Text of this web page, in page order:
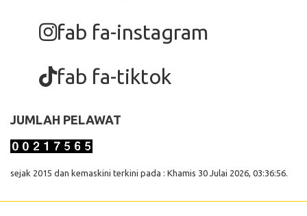
fab fa-instagram
fab fa-tiktok
JUMLAH PELAWAT
sejak 2015 dan kemaskini terkini pada : Khamis 30 Julai 2026, 03:36:56.